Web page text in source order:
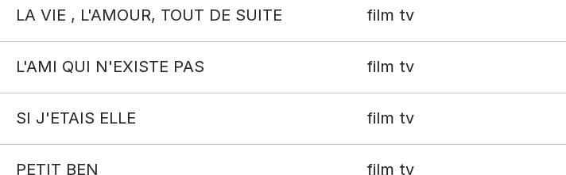
LA VIE , L'AMOUR, TOUT DE SUITE film tv
L'AMI QUI N'EXISTE PAS film tv
SI J'ETAIS ELLE film tv
PETIT BEN film tv